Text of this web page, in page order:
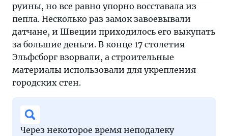
руины, но все равно упорно восставала из
пепла. Несколько раз замок завоевывали
датчане, и Швеции приходилось его выкупать
за большие деньги. В конце 17 столетия
Эльфсборг взорвали, а строительные
материалы использовали для укрепления
городских стен.
Через некоторое время неподалеку